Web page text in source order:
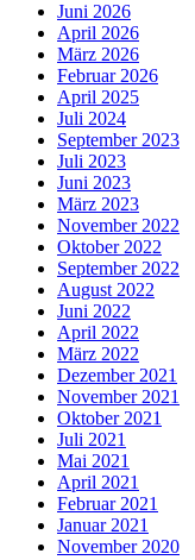
Juni 2026
April 2026
März 2026
Februar 2026
April 2025
Juli 2024
September 2023
Juli 2023
Juni 2023
März 2023
November 2022
Oktober 2022
September 2022
August 2022
Juni 2022
April 2022
März 2022
Dezember 2021
November 2021
Oktober 2021
Juli 2021
Mai 2021
April 2021
Februar 2021
Januar 2021
November 2020